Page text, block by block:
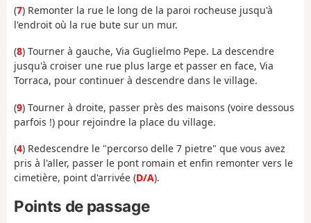
(7) Remonter la rue le long de la paroi rocheuse jusqu'à
l'endroit où la rue bute sur un mur.
(8) Tourner à gauche, Via Guglielmo Pepe. La descendre
jusqu'à croiser une rue plus large et passer en face, Via
Torraca, pour continuer à descendre dans le village.
(9) Tourner à droite, passer près des maisons (voire dessous
parfois !) pour rejoindre la place du village.
(4) Redescendre le "percorso delle 7 pietre" que vous avez
pris à l'aller, passer le pont romain et enfin remonter vers le
cimetière, point d'arrivée (D/A).
Points de passage